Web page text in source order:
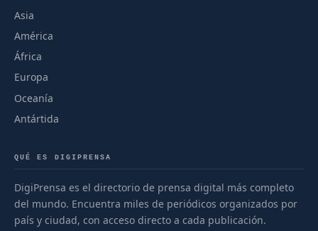
Asia
América
África
Europa
Oceanía
Antártida
QUÉ ES DIGIPRENSA
DigiPrensa es el directorio de prensa digital más completo
del mundo. Encuentra miles de periódicos organizados por
país y ciudad, con acceso directo a cada publicación.